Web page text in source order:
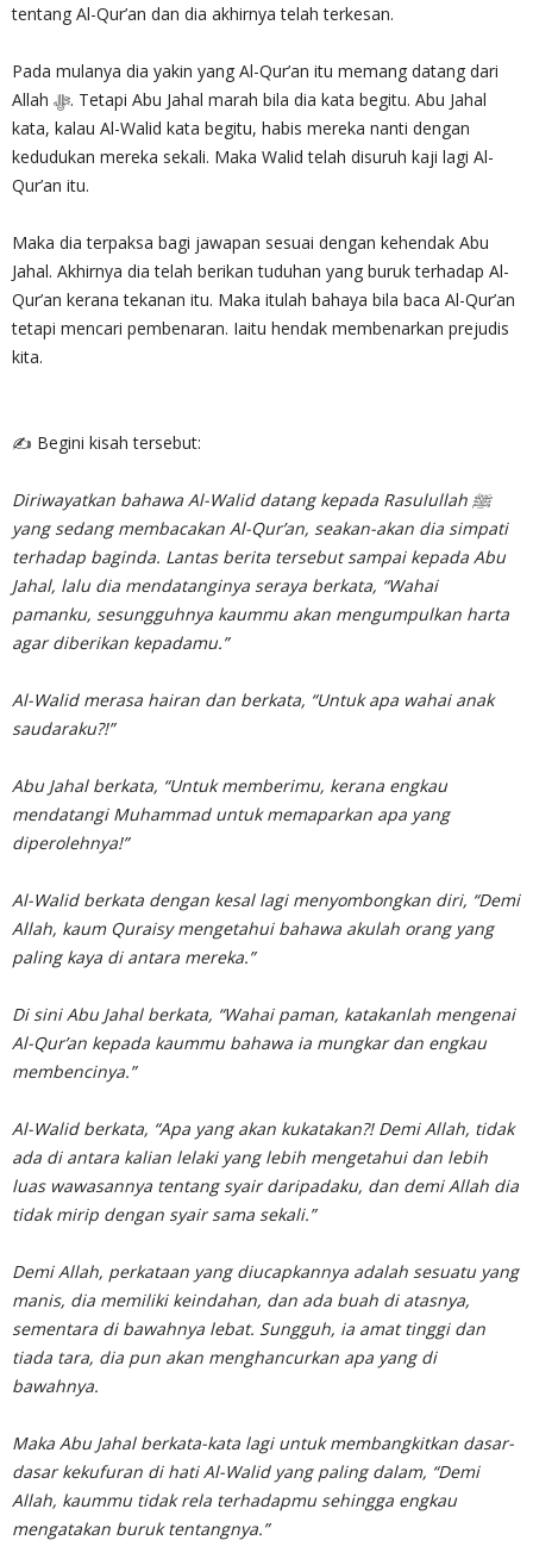
tentang Al-Qur’an dan dia akhirnya telah terkesan.
Pada mulanya dia yakin yang Al-Qur’an itu memang datang dari
Allah ‎ﷻ. Tetapi Abu Jahal marah bila dia kata begitu. Abu Jahal
kata, kalau Al-Walid kata begitu, habis mereka nanti dengan
kedudukan mereka sekali. Maka Walid telah disuruh kaji lagi Al-
Qur’an itu.
Maka dia terpaksa bagi jawapan sesuai dengan kehendak Abu
Jahal. Akhirnya dia telah berikan tuduhan yang buruk terhadap Al-
Qur’an kerana tekanan itu. Maka itulah bahaya bila baca Al-Qur’an
tetapi mencari pembenaran. Iaitu hendak membenarkan prejudis
kita.
✍ Begini kisah tersebut:
Diriwayatkan bahawa Al-Walid datang kepada Rasulullah ﷺ
yang sedang membacakan Al-Qur’an, seakan-akan dia simpati
terhadap baginda. Lantas berita tersebut sampai kepada Abu
Jahal, lalu dia mendatanginya seraya berkata, “Wahai
pamanku, sesungguhnya kaummu akan mengumpulkan harta
agar diberikan kepadamu.”
Al-Walid merasa hairan dan berkata, “Untuk apa wahai anak
saudaraku?!”
Abu Jahal berkata, “Untuk memberimu, kerana engkau
mendatangi Muhammad untuk memaparkan apa yang
diperolehnya!”
Al-Walid berkata dengan kesal lagi menyombongkan diri, “Demi
Allah, kaum Quraisy mengetahui bahawa akulah orang yang
paling kaya di antara mereka.”
Di sini Abu Jahal berkata, “Wahai paman, katakanlah mengenai
Al-Qur’an kepada kaummu bahawa ia mungkar dan engkau
membencinya.”
Al-Walid berkata, “Apa yang akan kukatakan?! Demi Allah, tidak
ada di antara kalian lelaki yang lebih mengetahui dan lebih
luas wawasannya tentang syair daripadaku, dan demi Allah dia
tidak mirip dengan syair sama sekali.”
Demi Allah, perkataan yang diucapkannya adalah sesuatu yang
manis, dia memiliki keindahan, dan ada buah di atasnya,
sementara di bawahnya lebat. Sungguh, ia amat tinggi dan
tiada tara, dia pun akan menghancurkan apa yang di
bawahnya.
Maka Abu Jahal berkata-kata lagi untuk membangkitkan dasar-
dasar kekufuran di hati Al-Walid yang paling dalam, “Demi
Allah, kaummu tidak rela terhadapmu sehingga engkau
mengatakan buruk tentangnya.”